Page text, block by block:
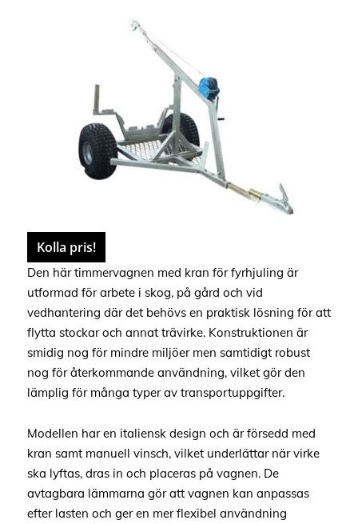
Kolla pris!
Den här timmervagnen med kran för fyrhjuling är
utformad för arbete i skog, på gård och vid
vedhantering där det behövs en praktisk lösning för att
flytta stockar och annat trävirke. Konstruktionen är
smidig nog för mindre miljöer men samtidigt robust
nog för återkommande användning, vilket gör den
lämplig för många typer av transportuppgifter.
Modellen har en italiensk design och är försedd med
kran samt manuell vinsch, vilket underlättar när virke
ska lyftas, dras in och placeras på vagnen. De
avtagbara lämmarna gör att vagnen kan anpassas
efter lasten och ger en mer flexibel användning